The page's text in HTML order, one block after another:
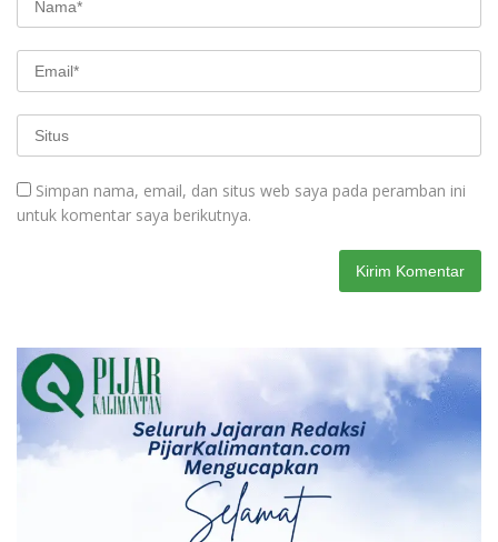
Simpan nama, email, dan situs web saya pada peramban ini
untuk komentar saya berikutnya.